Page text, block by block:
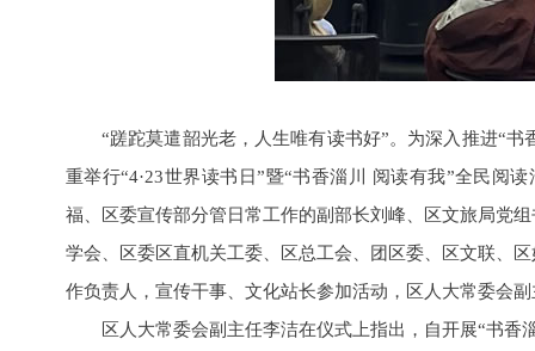
“蹉跎莫遣韶光老，人生唯有读书好”。为深入推进“
重举行“4·23世界读书日”暨“书香淄川 阅读有我”全民阅
福、区委宣传部分管日常工作的副部长刘峰、区文旅局党
学会、区委区直机关工委、区总工会、团区委、区文联、
作负责人，宣传干事、文化站长参加活动，区人大常委会
区人大常委会副主任李洁在仪式上指出，自开展“书